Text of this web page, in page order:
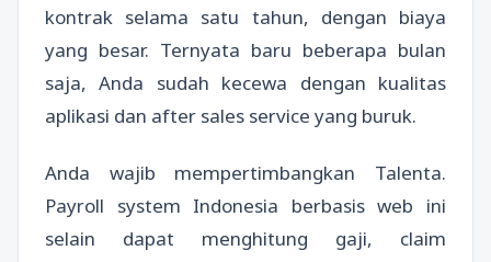
kontrak selama satu tahun, dengan biaya
yang besar. Ternyata baru beberapa bulan
saja, Anda sudah kecewa dengan kualitas
aplikasi dan after sales service yang buruk.
Anda wajib mempertimbangkan Talenta.
Payroll system Indonesia berbasis web ini
selain dapat menghitung gaji, claim